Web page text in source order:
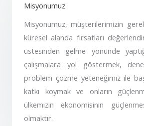
Misyonumuz
Misyonumuz, müşterilerimizin
küresel alanda fırsatları
üstesinden gelme yönünde
çalışmalara yol göstermek,
problem çözme yeteneğimiz ile
katkı koymak ve onların
ülkemizin ekonomisinin
olmaktır.